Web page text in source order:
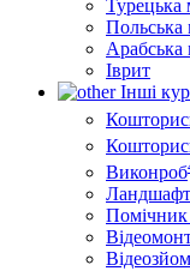
Турецька
Польська
Арабська
Іврит
Інші
Виконроб